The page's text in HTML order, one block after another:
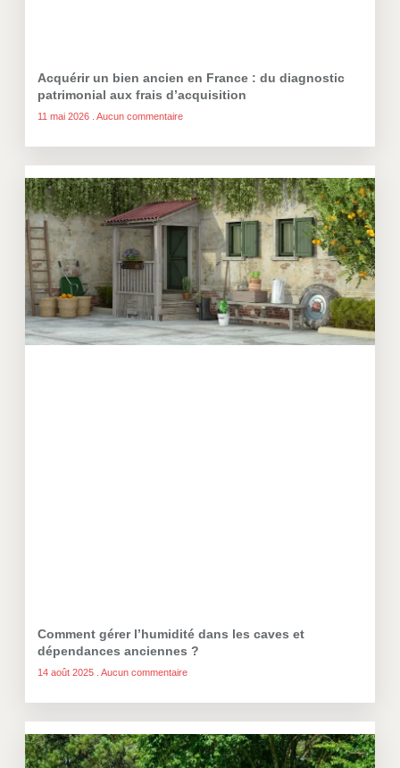
Acquérir un bien ancien en France : du diagnostic
patrimonial aux frais d’acquisition
11 mai 2026 Aucun commentaire
Comment gérer l’humidité dans les caves et
dépendances anciennes ?
14 août 2025 Aucun commentaire